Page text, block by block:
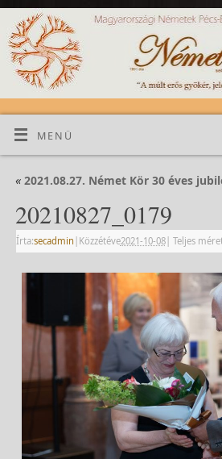
MENÜ
«2021.08.27. Német Kör 30 éves
20210827_0179
Írta:secadmin | Közzétéve2021-10-08| Teljes